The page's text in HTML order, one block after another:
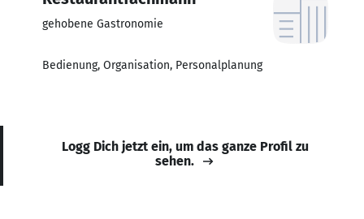
gehobene Gastronomie
Bedienung, Organisation, Personalplanung
Logg Dich jetzt ein, um das ganze Profil zu
sehen.